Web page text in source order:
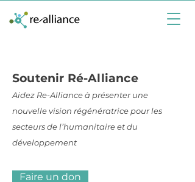
Soutenir Ré-Alliance
Aidez Re-Alliance à présenter une
nouvelle vision régénératrice pour les
secteurs de l’humanitaire et du
développement
Faire un don